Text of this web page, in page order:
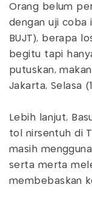
Orang belum
dengan uji coba
BUJT), berapa
begitu tapi
putuskan,
Jakarta, Selasa
Lebih lanjut,
tol nirsentuh di
masih
serta merta
membebaskan